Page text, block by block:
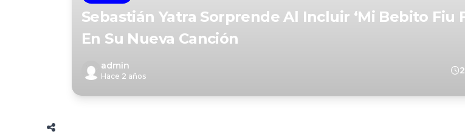
Sebastián Yatra Sorprende Al Incluir ‘Mi Bebito Fiu
En Su Nueva Canción
admin
Hace 2 años